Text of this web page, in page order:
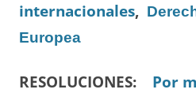
internacionales,
Europea
RESOLUCIONES: Por